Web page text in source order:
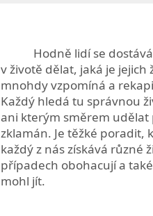
Hodně lidí se
v životě dělat, jaká je
mnohdy vzpomíná a
Každý hledá tu správnou
ani kterým směrem udělat
zklamán. Je těžké poradit,
každý z nás získává různé
případech obohacují a
mohl jít.